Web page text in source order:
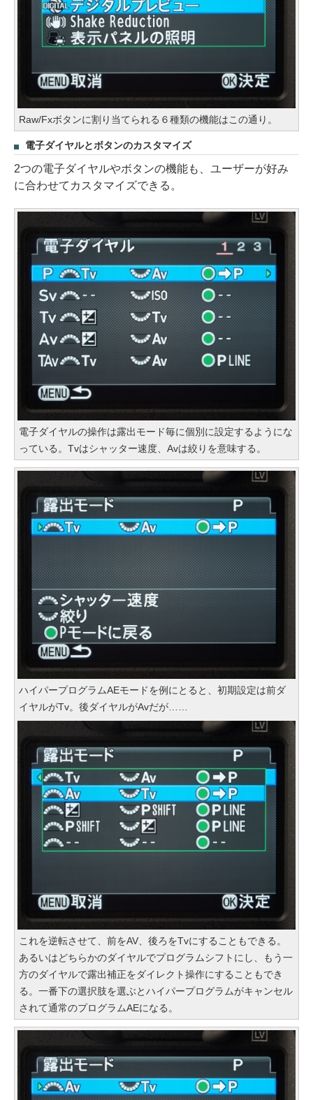
Raw/Fxボタンに割り当てられる６種類の機能はこの通り。
電子ダイヤルとボタンのカスタマイズ
2つの電子ダイヤルやボタンの機能も、ユーザーが好み
に合わせてカスタマイズできる。
電子ダイヤルの操作は露出モード毎に個別に設定するようにな
っている。Tvはシャッター速度、Avは絞りを意味する。
ハイパープログラムAEモードを例にとると、初期設定は前ダ
イヤルがTv。後ダイヤルがAvだが……
これを逆転させて、前をAV、後ろをTvにすることもできる。
あるいはどちらかのダイヤルでプログラムシフトにし、もう一
方のダイヤルで露出補正をダイレクト操作にすることもでき
る。一番下の選択肢を選ぶとハイパープログラムがキャンセル
されて通常のプログラムAEになる。